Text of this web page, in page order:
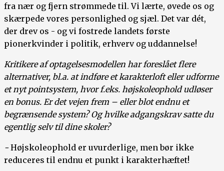
fra nær og fjern strømmede til. Vi lærte, øvede os og
skærpede vores personlighed og sjæl. Det var dét,
der drev os - og vi fostrede landets første
pionerkvinder i politik, erhverv og uddannelse!
Kritikere af optagelsesmodellen har foreslået flere
alternativer, bl.a. at indføre et karakterloft eller udforme
et nyt pointsystem, hvor f.eks. højskoleophold udløser
en bonus. Er det vejen frem – eller blot endnu et
begrænsende system? Og hvilke adgangskrav satte du
egentlig selv til dine skoler?
-Højskoleophold er uvurderlige, men bør ikke
reduceres til endnu et punkt i karakterhæftet!